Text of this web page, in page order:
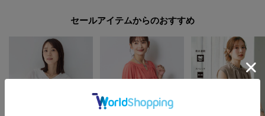
セールアイテムからのおすすめ